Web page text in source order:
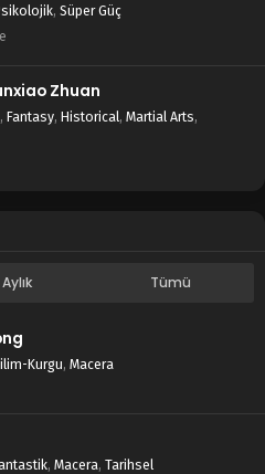
, Süper Güç
Zhuan
, Fantasy, Historical, Martial Arts,
Aylık Tümü
Kurgu, Macera
, Macera, Tarihsel